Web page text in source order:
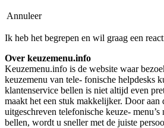
Annuleer
Ik heb het begrepen en wil graag een
Over keuzemenu.info
Keuzemenu.info is de website waar
keuzemenu van tele- fonische helpdesks
klantenservice bellen is niet altijd even
maakt het een stuk makkelijker. Door aan
uitgeschreven telefonische keuze- menu’s
bellen, wordt u sneller met de juiste